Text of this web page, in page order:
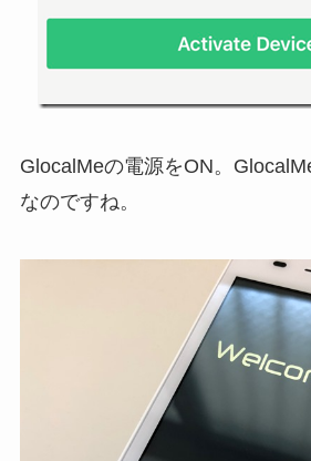
GlocalMeの電源をON。
なのですね。